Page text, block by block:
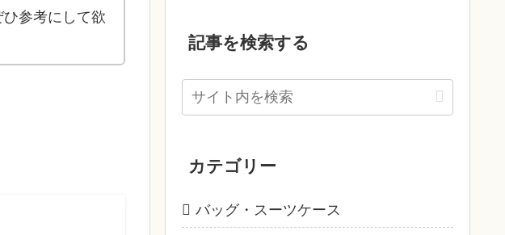
参考にして欲
記事を検索する
カテゴリー
バッグ・スーツケース